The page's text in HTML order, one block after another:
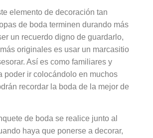
elemento de decoración tan
de boda terminen durando más
un recuerdo digno de guardarlo,
originales es usar un marcasitio
Así es como familiares y
poder ir colocándolo en muchos
recordar la boda de la mejor de
de boda se realice junto al
haya que ponerse a decorar,